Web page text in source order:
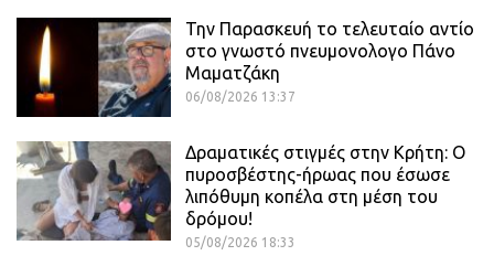
Την Παρασκευή το τελευταίο αντίο
στο γνωστό πνευμονολογο Πάνο
Μαματζάκη
06/08/2026 13:37
Δραματικές στιγμές στην Κρήτη: Ο
πυροσβέστης-ήρωας που έσωσε
λιπόθυμη κοπέλα στη μέση του
δρόμου!
05/08/2026 18:33